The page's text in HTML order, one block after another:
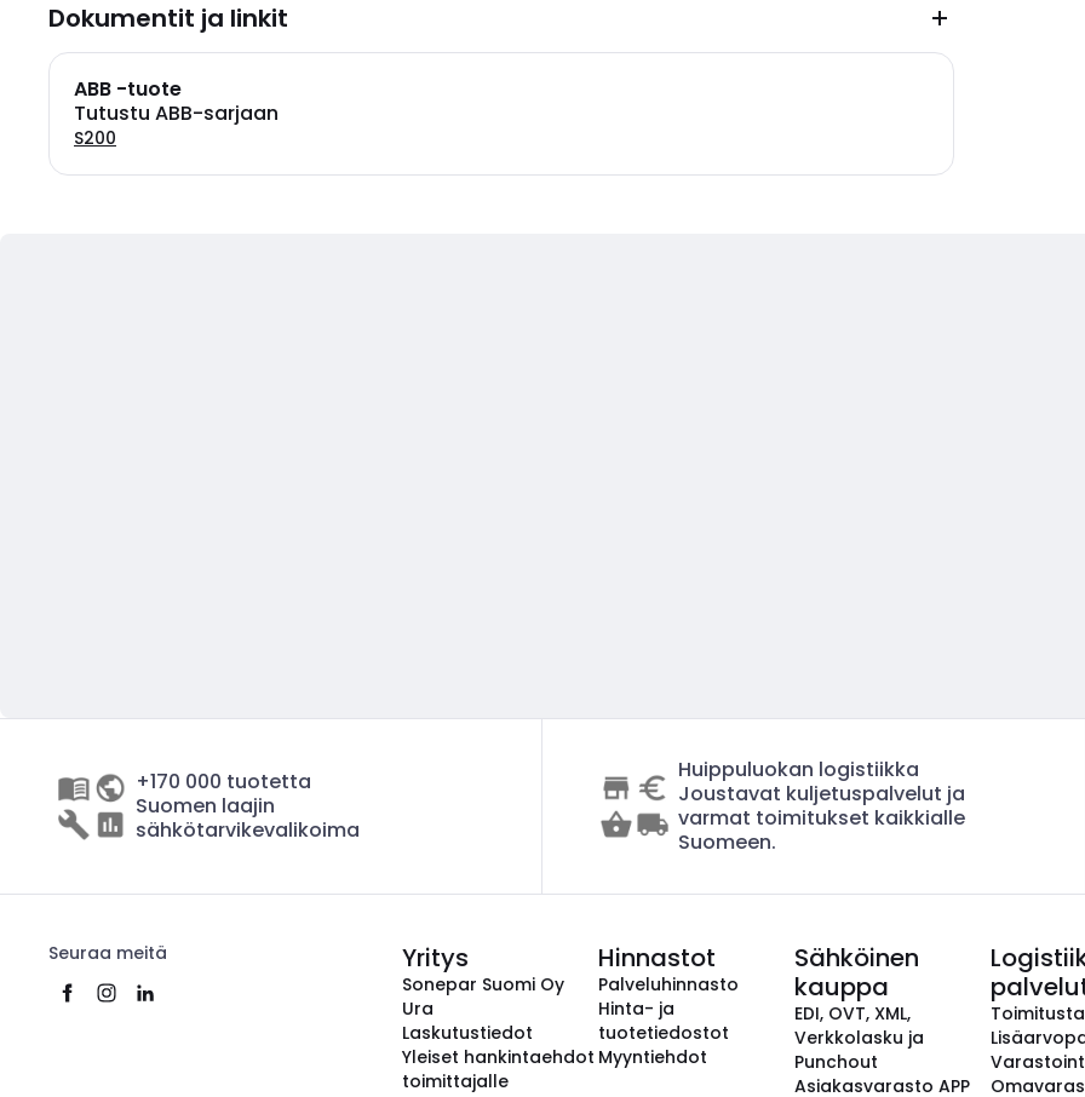
Dokumentit ja linkit
ABB -tuote
Tutustu ABB-sarjaan
S200
+170 000 tuotetta
Suomen laajin
sähkötarvikevalikoima
Huippuluokan logistiikka
Joustavat kuljetuspalvelut ja
varmat toimitukset kaikkialle
Suomeen.
Seuraa meitä Yritys
Sonepar Suomi Oy
Ura
Laskutustiedot
Yleiset hankintaehdot
toimittajalle
Hinnastot
Palveluhinnasto
Hinta- ja
tuotetiedostot
Myyntiehdot
Sähköinen
kauppa
EDI, OVT, XML,
Verkkolasku ja
Punchout
Asiakasvarasto APP